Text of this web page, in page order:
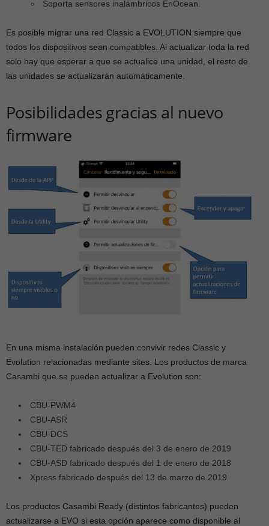
Soporta sensores inalámbricos EnOcean.
Es posible migrar una red Classic a EVOLUTION siempre que
todos los dispositivos sean compatibles. Al actualizar toda la red
solo hay que esperar a que se actualice una unidad, el resto de
las unidades se actualizarán automáticamente.
Posibilidades gracias al nuevo
firmware
En una misma instalación pueden convivir redes Classic y
Evolution relacionadas mediante sites. Los productos de marca
Casambi que se pueden actualizar a Evolution son:
CBU-PWM4
CBU-ASR
CBU-DCS
CBU-TED fabricado después del 3 de enero de 2019
CBU-ASD fabricado después del 1 de enero de 2018
Xpress fabricado después del 13 de marzo de 2019
Los productos Casambi Ready (distintos fabricantes) pueden
actualizarse a EVO si esta opción aparece como disponible al